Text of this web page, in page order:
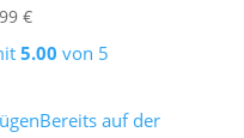
€Preisspanne:
99 €
5.00 von 5
Bereits auf der